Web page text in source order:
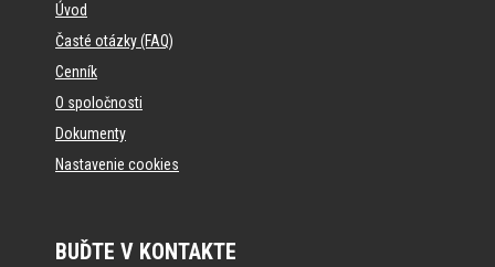
Úvod
Časté otázky (FAQ)
Cenník
O spoločnosti
Dokumenty
Nastavenie cookies
BUĎTE V KONTAKTE